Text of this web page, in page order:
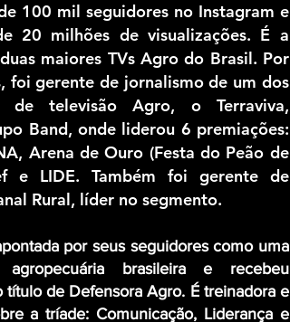
100 mil seguidores no Instagram e
20 milhões de visualizações. É a
maiores TVs Agro do Brasil. Por
foi gerente de jornalismo de um dos
de televisão Agro, o Terraviva,
Band, onde liderou 6 premiações:
Arena de Ouro (Festa do Peão de
e LIDE. Também foi gerente de
Rural, líder no segmento.
por seus seguidores como uma
brasileira e recebeu
título de Defensora Agro. É treinadora e
a tríade: Comunicação, Liderança e